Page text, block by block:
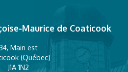
Maurice de Coaticook
34, Main est
(Québec)
J1A 1N2